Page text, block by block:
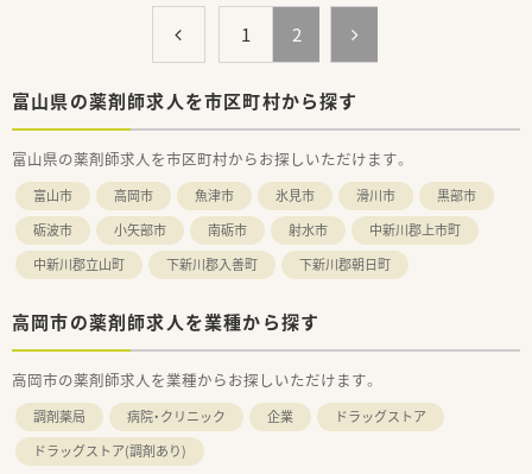
■地域密着型の店舗として個人在宅や施設在宅も行っており、患
者様に寄り添った丁寧な対応が可能です。
■全国に270店舗以上を展開する調剤薬局チェーングループで、
非常に自由度の高い社風が魅力の一つです。
■産休や育休の取得実績が多数あり、ライフステージが変化して
も女性が安心して長く働き続けられる会社です。
【想定される業務内容】
■小児科を中心とした内科や外科の処方箋に対する調剤業務、服
■薬局内での調剤業務に加えて、地域に密着した個人在宅や施設
在宅に関わる幅広い業務にも携わっていただきます。
■基本的な店舗業務に慣れた後は、店舗の管理業務や後進の育成
など、薬局運営に関わる幅広い業務をお任せします。
【やりがい/おすすめポイント】
■創業以来の無借金経営という非常に安定した経営基盤の元で、
将来の不安なく長く安心してご勤務いただける点です。
1 2
富山県の薬剤師求人を市区町村から探す
富山県の薬剤師求人を市区町村からお探しいただけます。
富山市 高岡市 魚津市 氷見市 滑川市
黒部市
砺波市
小矢部市 南砺市 射水市
中新川郡上市町
中新川郡立山町
下新川郡入善町 下新川郡朝日町
高岡市の薬剤師求人を業種から探す
高岡市の薬剤師求人を業種からお探しいただけます。
調剤薬局 病院・クリニック 企業
ドラッグストア
ドラッグストア(調剤あり)